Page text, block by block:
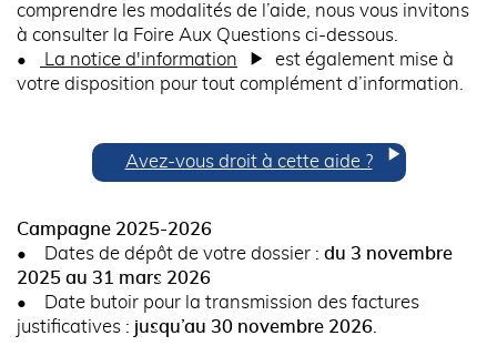
comprendre les modalités de l’aide, nous vous invitons
à consulter la Foire Aux Questions ci-dessous.
•
La notice d'information
est également mise à
votre disposition pour tout complément d’information.
Avez-vous droit à cette aide ?
Campagne 2025-2026
• Dates de dépôt de votre dossier : du 3 novembre
2025 au 31 mars 2026
• Date butoir pour la transmission des factures
justificatives : jusqu’au 30 novembre 2026